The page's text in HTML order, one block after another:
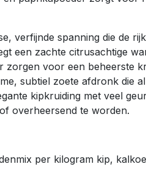
verfijnde spanning die de
een zachte citrusachtige
zorgen voor een beheerste
subtiel zoete afdronk die
kipkruiding met veel
overheersend te worden.
per kilogram kip,